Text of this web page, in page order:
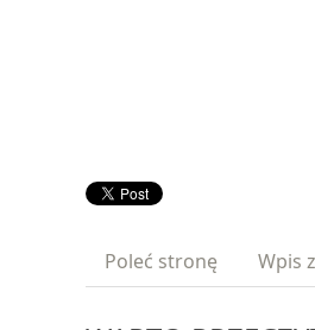
Poleć stronę Wpis